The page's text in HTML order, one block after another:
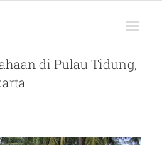
di Pulau Tidung,